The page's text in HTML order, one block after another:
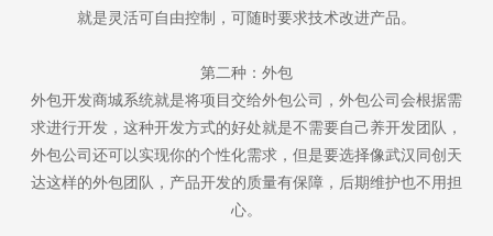
就是灵活可自由控制，可随时要求技术改进产品。
第二种：外包
外包开发商城系统就是将项目交给外包公司，外包公司会根据需
求进行开发，这种开发方式的好处就是不需要自己养开发团队，
外包公司还可以实现你的个性化需求，但是要选择像武汉同创天
达这样的外包团队，产品开发的质量有保障，后期维护也不用担
心。